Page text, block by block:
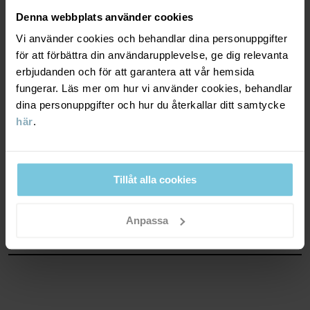
Denna webbplats använder cookies
Vi använder cookies och behandlar dina personuppgifter
för att förbättra din användarupplevelse, ge dig relevanta
erbjudanden och för att garantera att vår hemsida
fungerar. Läs mer om hur vi använder cookies, behandlar
dina personuppgifter och hur du återkallar ditt samtycke
här.
Tillåt alla cookies
Anpassa
VINDTÄTHET 6/6
Vindtätt membran
Optimalt vindskydd. Plagget stänger ute all vind.
MATERIAL & SKÖTSELRÅD
Material
100% Polyester Recycled
HÅLLBARHET
LEVERANS & RETUR